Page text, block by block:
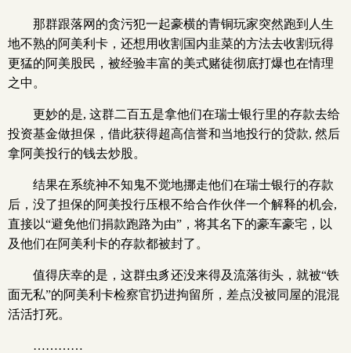
那群跟落网的贪污犯一起豪横的青铜玩家突然跑到人生
地不熟的阿美利卡，还想用收割国内韭菜的方法去收割玩得
更猛的阿美股民，被经验丰富的美式赌徒彻底打爆也在情理
之中。
更妙的是, 这群二百五是拿他们在瑞士银行里的存款去给
投资基金做担保，借此获得超高信誉和当地投行的贷款, 然后
拿阿美投行的钱去炒股。
结果在系统神不知鬼不觉地挪走他们在瑞士银行的存款
后，没了担保的阿美投行压根不给合作伙伴一个解释的机会,
直接以“避免他们捐款跑路为由”，将其名下的豪车豪宅，以
及他们在阿美利卡的存款都被封了。
值得庆幸的是，这群虫豸还没来得及流落街头，就被“铁
面无私”的阿美利卡检察官扔进拘留所，差点没被同屋的混混
活活打死。
…………